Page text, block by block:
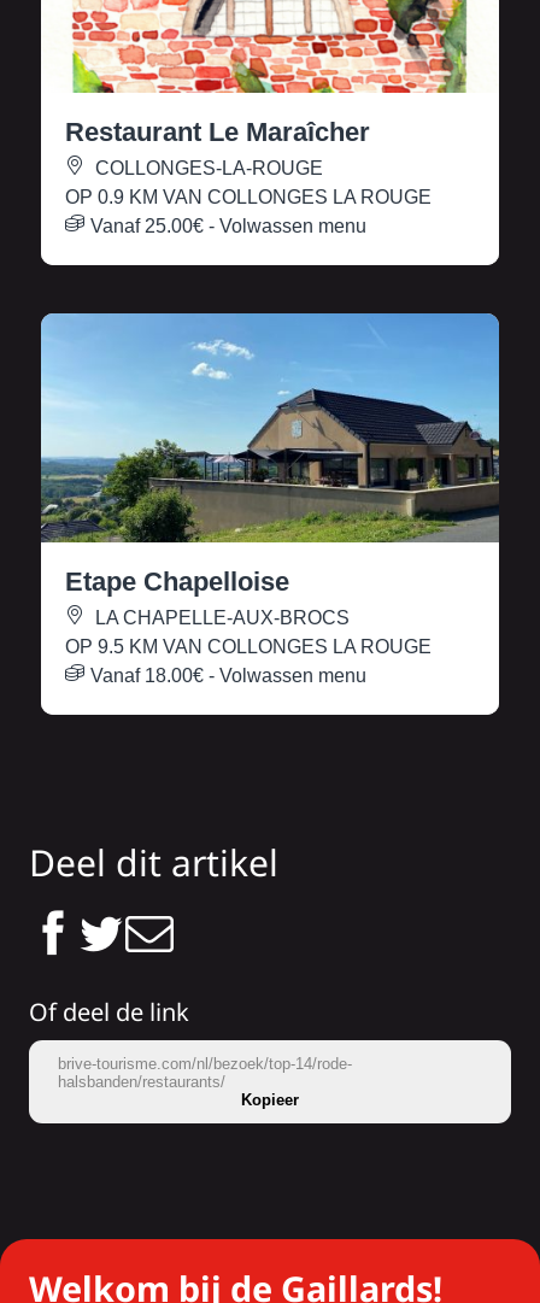
Restaurant Le Maraîcher
COLLONGES-LA-ROUGE
OP 0.9 KM VAN COLLONGES LA ROUGE
Vanaf 25.00€ - Volwassen menu
Etape Chapelloise
LA CHAPELLE-AUX-BROCS
OP 9.5 KM VAN COLLONGES LA ROUGE
Vanaf 18.00€ - Volwassen menu
Deel dit artikel
Of deel de link
brive-tourisme.com/nl/bezoek/top-14/rode-
halsbanden/restaurants/
Kopieer
Welkom bij de Gaillards!